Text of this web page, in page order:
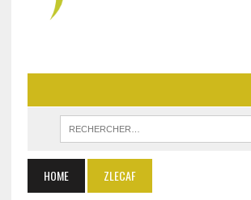
HOME ZLECAF